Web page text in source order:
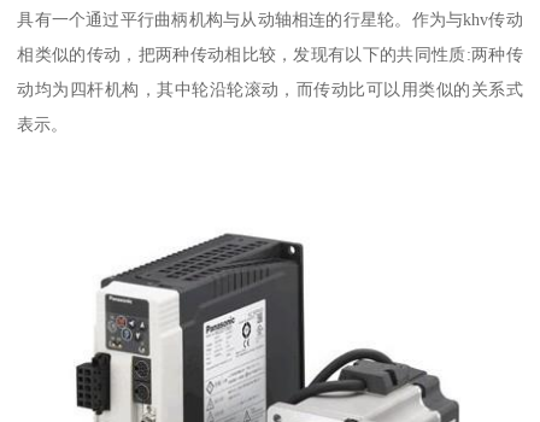
具有一个通过平行曲柄机构与从动轴相连的行星轮。作为与khv传动
相类似的传动，把两种传动相比较，发现有以下的共同性质:两种传
动均为四杆机构，其中轮沿轮滚动，而传动比可以用类似的关系式
表示。